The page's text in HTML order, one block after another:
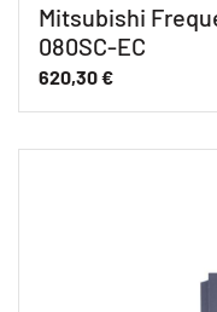
Mitsubishi
080SC-EC
620,30€